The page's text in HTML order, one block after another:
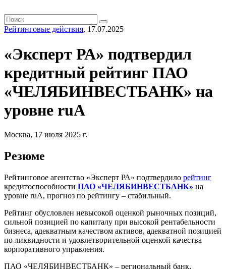
Рейтинговые действия, 17.07.2025
«Эксперт РА» подтвердил
кредитный рейтинг ПАО
«ЧЕЛЯБИНВЕСТБАНК» на
уровне ruA
Москва, 17 июля 2025 г.
Резюме
Рейтинговое агентство «Эксперт РА» подтвердило рейтинг
кредитоспособности ПАО «ЧЕЛЯБИНВЕСТБАНК» на
уровне ruА, прогноз по рейтингу – стабильный.
Рейтинг обусловлен невысокой оценкой рыночных позиций,
сильной позицией по капиталу при высокой рентабельности
бизнеса, адекватным качеством активов, адекватной позицией
по ликвидности и удовлетворительной оценкой качества
корпоративного управления.
ПАО «ЧЕЛЯБИНВЕСТБАНК» – региональный банк,